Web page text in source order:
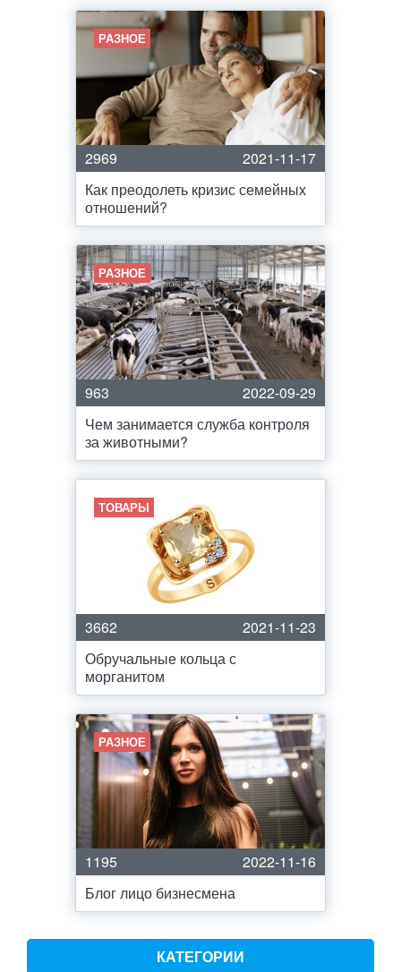
РАЗНОЕ
2969
2021-11-17
Как преодолеть кризис семейных
отношений?
РАЗНОЕ
963
2022-09-29
Чем занимается служба контроля
за животными?
ТОВАРЫ
3662
2021-11-23
Обручальные кольца с
морганитом
РАЗНОЕ
1195
2022-11-16
Блог лицо бизнесмена
КАТЕГОРИИ